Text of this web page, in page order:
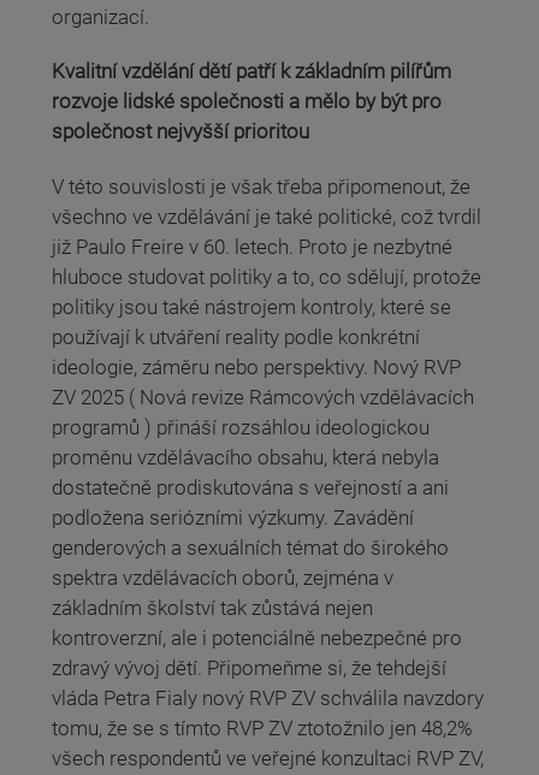
organizací.
Kvalitní vzdělání dětí patří k základním pilířům
rozvoje lidské společnosti a mělo by být pro
společnost nejvyšší prioritou
V této souvislosti je však třeba připomenout, že
všechno ve vzdělávání je také politické, což tvrdil
již Paulo Freire v 60. letech. Proto je nezbytné
hluboce studovat politiky a to, co sdělují, protože
politiky jsou také nástrojem kontroly, které se
používají k utváření reality podle konkrétní
ideologie, záměru nebo perspektivy. Nový RVP
ZV 2025 ( Nová revize Rámcových vzdělávacích
programů ) přináší rozsáhlou ideologickou
proměnu vzdělávacího obsahu, která nebyla
dostatečně prodiskutována s veřejností a ani
podložena seriózními výzkumy. Zavádění
genderových a sexuálních témat do širokého
spektra vzdělávacích oborů, zejména v
základním školství tak zůstává nejen
kontroverzní, ale i potenciálně nebezpečné pro
zdravý vývoj dětí. Připomeňme si, že tehdejší
vláda Petra Fialy nový RVP ZV schválila navzdory
tomu, že se s tímto RVP ZV ztotožnilo jen 48,2%
všech respondentů ve veřejné konzultaci RVP ZV,